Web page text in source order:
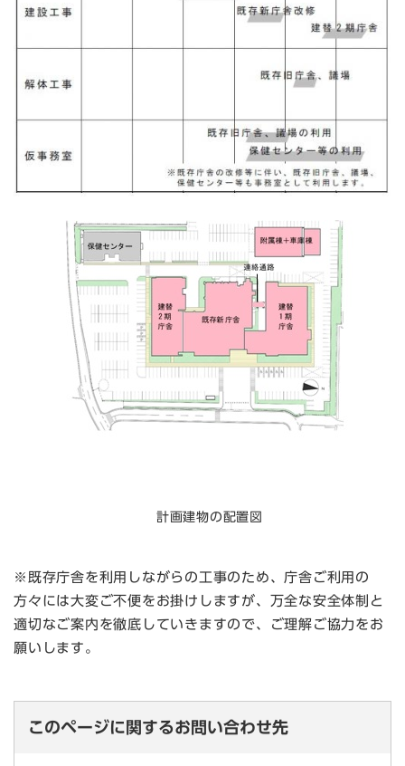
計画建物の配置図
※既存庁舎を利用しながらの工事のため、庁舎ご利用の
方々には大変ご不便をお掛けしますが、万全な安全体制と
適切なご案内を徹底していきますので、ご理解ご協力をお
願いします。
このページに関するお問い合わせ先